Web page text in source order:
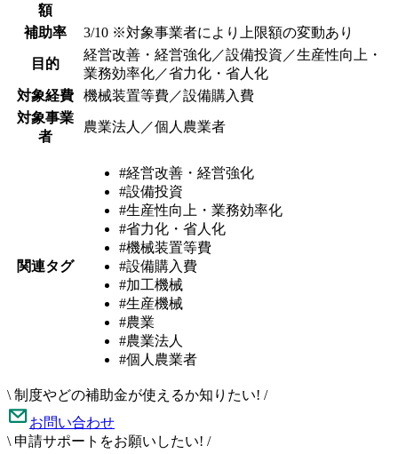
額
補助率 3/10 ※対象事業者により上限額の変動あり
目的
経営改善・経営強化／設備投資／生産性向上・
業務効率化／省力化・省人化
対象経費
機械装置等費／設備購入費
対象事業
者
農業法人／個人農業者
関連タグ
#経営改善・経営強化
#設備投資
#生産性向上・業務効率化
#省力化・省人化
#機械装置等費
#設備購入費
#加工機械
#生産機械
#農業
#農業法人
#個人農業者
\ 制度やどの補助金が使えるか知りたい! /
お問い合わせ
\ 申請サポートをお願いしたい! /